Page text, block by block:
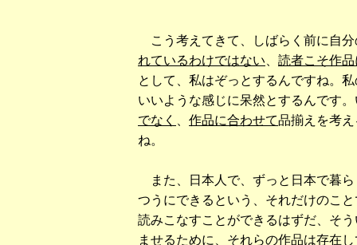
こう考えてきて、しばらく前に自
れているわけではない
読者こそ作
として、私はぞっとするんですね。
いいような感じに呆然とするんです
でなく
作品に合わせて品揃えを考
ね。
また、日本人で、ずっと日本で暮
つうにできるという、それだけのこ
読みこなすことができるはずだ、そ
ませるために、それらの作品は存在